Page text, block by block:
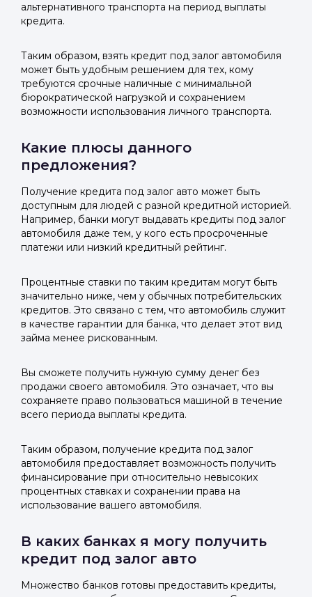
альтернативного транспорта на период выплаты
кредита.
Таким образом, взять кредит под залог автомобиля
может быть удобным решением для тех, кому
требуются срочные наличные с минимальной
бюрократической нагрузкой и сохранением
возможности использования личного транспорта.
Какие плюсы данного
предложения?
Получение кредита под залог авто может быть
доступным для людей с разной кредитной историей.
Например, банки могут выдавать кредиты под залог
автомобиля даже тем, у кого есть просроченные
платежи или низкий кредитный рейтинг.
Процентные ставки по таким кредитам могут быть
значительно ниже, чем у обычных потребительских
кредитов. Это связано с тем, что автомобиль служит
в качестве гарантии для банка, что делает этот вид
займа менее рискованным.
Вы сможете получить нужную сумму денег без
продажи своего автомобиля. Это означает, что вы
сохраняете право пользоваться машиной в течение
всего периода выплаты кредита.
Таким образом, получение кредита под залог
автомобиля предоставляет возможность получить
финансирование при относительно невысоких
процентных ставках и сохранении права на
использование вашего автомобиля.
В каких банках я могу получить
кредит под залог авто
Множество банков готовы предоставить кредиты,